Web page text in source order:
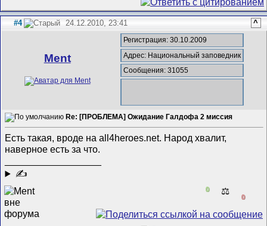
#4 24.12.2010, 23:41 ^
Ment
Регистрация: 30.10.2009
Адрес: Национальный заповедник
Сообщения: 31055
Re: [ПРОБЛЕМА] Ожидание Галдофа 2 миссия
Есть такая, вроде на all4heroes.net. Народ хвалит,
наверное есть за что.
✍
0 ⚖️
0